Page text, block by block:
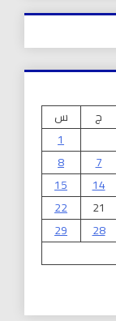
ج
س
1
7
8
14
15
21
22
28
29